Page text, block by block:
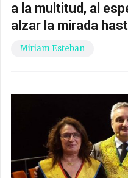
a la multitud, al
alzar la mirada
Miriam Esteban